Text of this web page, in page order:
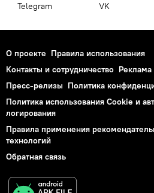
Telegram VK
О проекте Правила использования
Контакты и сотрудничество Реклама
Пресс-релизы Политика
Политика использования Cookie и
логирования
Правила применения
технологий
Обратная связь